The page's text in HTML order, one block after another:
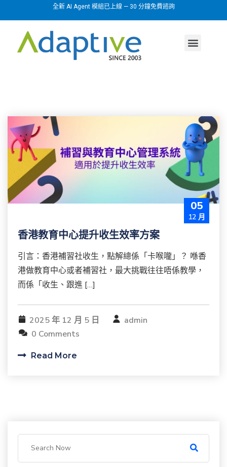
全新 AI Agent 模組已上線 — 30 分鐘免費諮詢
05
12 月
香港教育中心提升收生效率方案
引言：香港補習社收生，點解總係「卡喉嚨」？ 喺香
港做教育中心或者補習社，最大挑戰往往唔係教學，
而係「收生、跟進 […]
2025 年 12 月 5 日
admin
0 Comments
Read More